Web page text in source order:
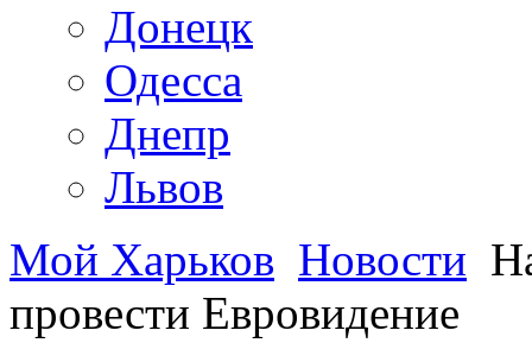
Донецк
Одесса
Днепр
Львов
Мой Харьков Новости
провести Евровидение